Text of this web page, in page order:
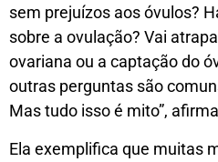
sem prejuízos aos óvulos?
sobre a ovulação? Vai
ovariana ou a captação do
outras perguntas são
Mas tudo isso é mito”,
Ela exemplifica que muitas